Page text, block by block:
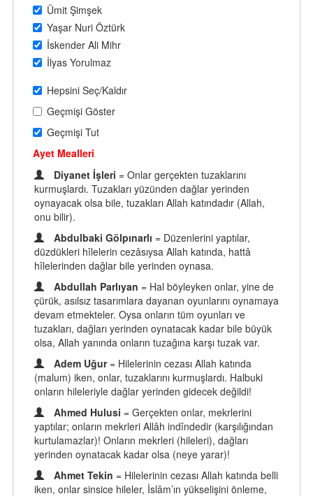
Ümit Şimşek
Yaşar Nuri Öztürk
İskender Ali Mihr
İlyas Yorulmaz
Hepsini Seç/Kaldır
Geçmişi Göster
Geçmişi Tut
Ayet Mealleri
Diyanet İşleri = Onlar gerçekten tuzaklarını
kurmuşlardı. Tuzakları yüzünden dağlar yerinden
oynayacak olsa bile, tuzakları Allah katındadır (Allah,
onu bilir).
Abdulbaki Gölpınarlı = Düzenlerini yaptılar,
düzdükleri hîlelerin cezâsıysa Allah katında, hattâ
hîlelerinden dağlar bile yerinden oynasa.
Abdullah Parlıyan = Hal böyleyken onlar, yine de
çürük, asılsız tasarımlara dayanan oyunlarını oynamaya
devam etmekteler. Oysa onların tüm oyunları ve
tuzakları, dağları yerinden oynatacak kadar bile büyük
olsa, Allah yanında onların tuzağına karşı tuzak var.
Adem Uğur = Hilelerinin cezası Allah katında
(malum) iken, onlar, tuzaklarını kurmuşlardı. Halbuki
onların hileleriyle dağlar yerinden gidecek değildi!
Ahmed Hulusi = Gerçekten onlar, mekrlerini
yaptılar; onların mekrleri Allâh indîndedir (karşılığından
kurtulamazlar)! Onların mekrleri (hileleri), dağları
yerinden oynatacak kadar olsa (neye yarar)!
Ahmet Tekin = Hilelerinin cezası Allah katında belli
iken, onlar sinsice hileler, İslâm’ın yükselişini önleme,